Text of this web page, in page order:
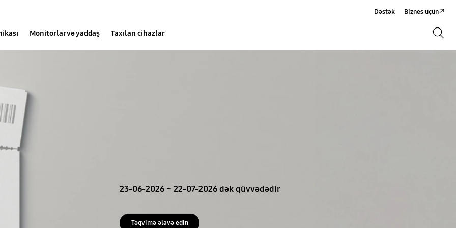
Monitorlar və yaddaş Taxılan cihazlar
Dəstək Biznes üçün
23-06-2026 ~ 22-07-2026 dək qüvvədədir
Təqvimə əlavə edin